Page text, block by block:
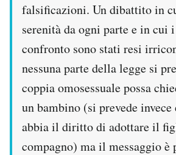
falsificazioni. Un dibattito in
serenità da ogni parte e in cui
confronto sono stati resi
nessuna parte della legge si
coppia omosessuale possa
un bambino (si prevede
abbia il diritto di adottare il
compagno) ma il messaggio è